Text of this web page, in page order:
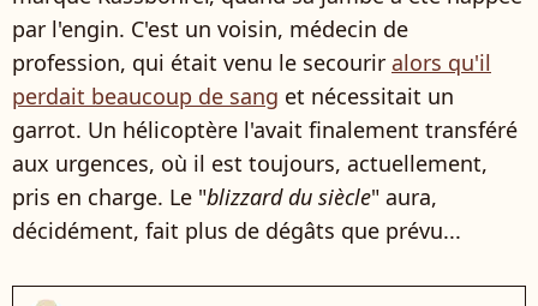
par l'engin. C'est un voisin, médecin de
profession, qui était venu le secourir alors qu'il
perdait beaucoup de sang et nécessitait un
garrot. Un hélicoptère l'avait finalement transféré
aux urgences, où il est toujours, actuellement,
pris en charge. Le "blizzard du siècle" aura,
décidément, fait plus de dégâts que prévu...